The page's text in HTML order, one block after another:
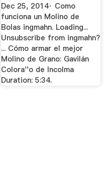
Dec 25, 2014· Como
funciona un Molino de
Bolas ingmahn. Loading...
Unsubscribe from ingmahn?
... Cómo armar el mejor
Molino de Grano: Gavilán
Colora''o de Incolma
Duration: 5:34.